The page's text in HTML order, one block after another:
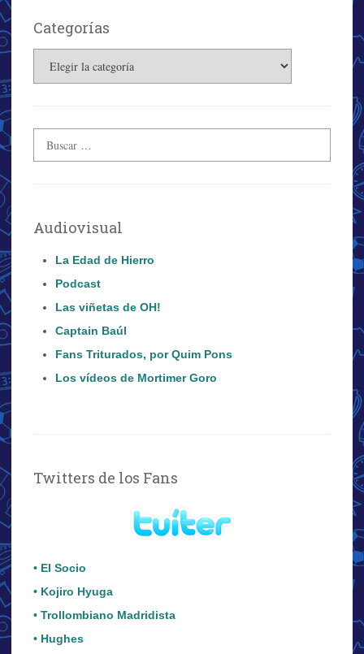
Categorías
Audiovisual
La Edad de Hierro
Podcast
Las viñetas de OH!
Captain Baúl
Fans Triturados, por Quim Pons
Los vídeos de Mortimer Goro
Twitters de los Fans
• El Socio
• Kojiro Hyuga
• Trollombiano Madridista
• Hughes